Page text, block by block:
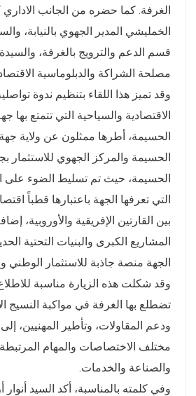
الغرفة. كما حضره من الجانب
الخمليشي المدير الجهوي بالنيابة،
قسم الدعم والترويج بالغرفة،
مصلحة الشراكة والدبلوماسية
وقد تميز هذا اللقاء بتنظيم ندوة
الاقتصادية والسياحية التي تتمتع بها
الحسيمة، أطرها ممثلون عن ولاية
الحسيمة والمركز الجهوي للاستثمار
الحسيمة، حيث تم تسليط الضوء على
التي تعرفها الجهة باعتبارها قطباً
بين القارتين الإفريقية والأوروبية،
المشاريع الكبرى والبنيات التحتية
الجهة منصة جاذبة للاستثمار الوطني
وقد شكلت هذه الزيارة مناسبة
تضطلع بها الغرفة في مواكبة النسيج
ودعم المقاولات، وتأطير المهنيين،
مختلف الاختصاصات والمهام المرتبطة
والصناعة والخدمات.
وفي كلمته بالمناسبة، أكد السيد